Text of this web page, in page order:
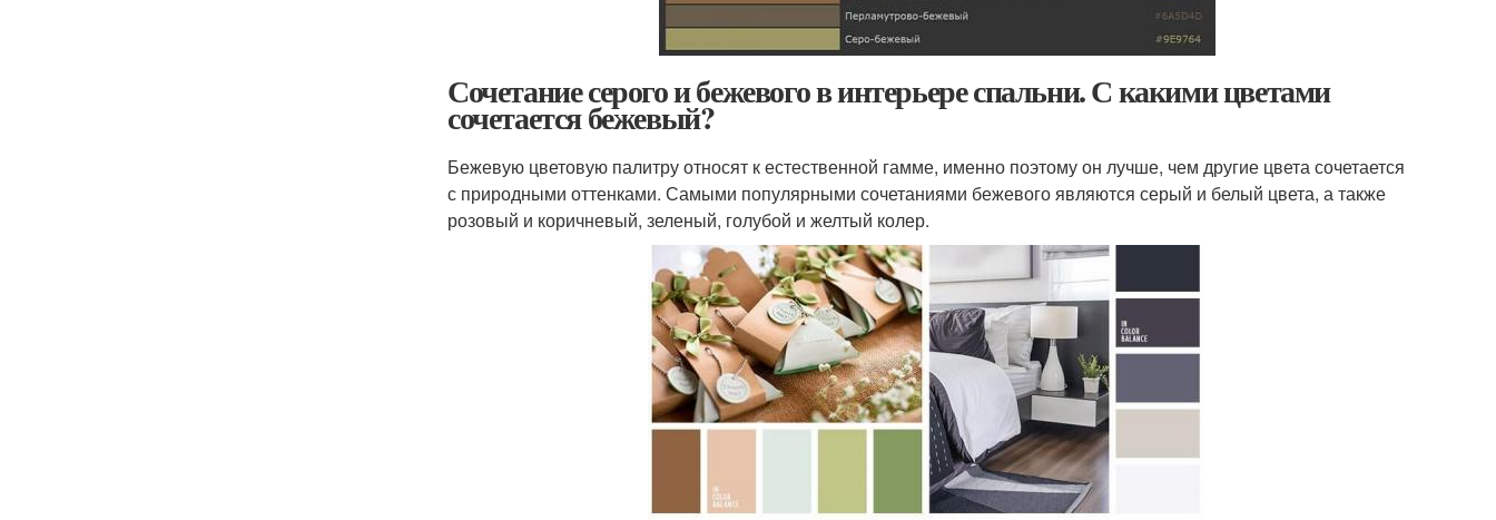
Сочетание серого и бежевого в интерьере спальни. С какими цветами
сочетается бежевый?
Бежевую цветовую палитру относят к естественной гамме, именно поэтому он лучше, чем другие цвета сочетается
с природными оттенками. Самыми популярными сочетаниями бежевого являются серый и белый цвета, а также
розовый и коричневый, зеленый, голубой и желтый колер.